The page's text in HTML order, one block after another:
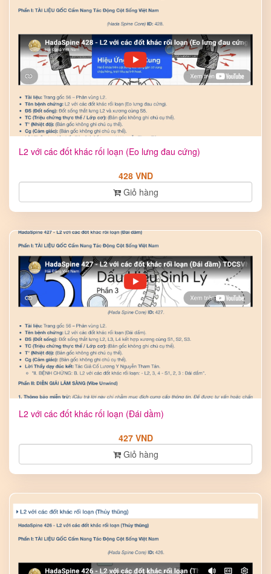
L2 với các đốt khác rối loạn (Eo lưng đau cứng)
428 VND
Giỏ hàng
L2 với các đốt khác rối loạn (Đái dầm)
427 VND
Giỏ hàng